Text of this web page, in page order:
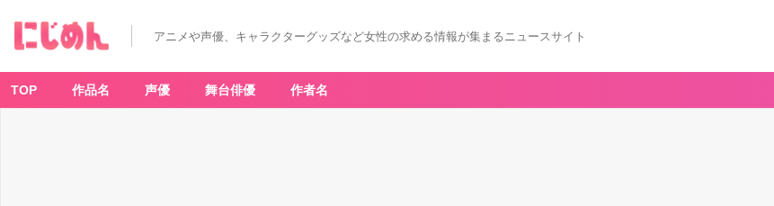
アニメや声優、キャラクターグッズなど女性の求める情報が集まるニュースサイト
TOP 作品名 声優 舞台俳優 作者名